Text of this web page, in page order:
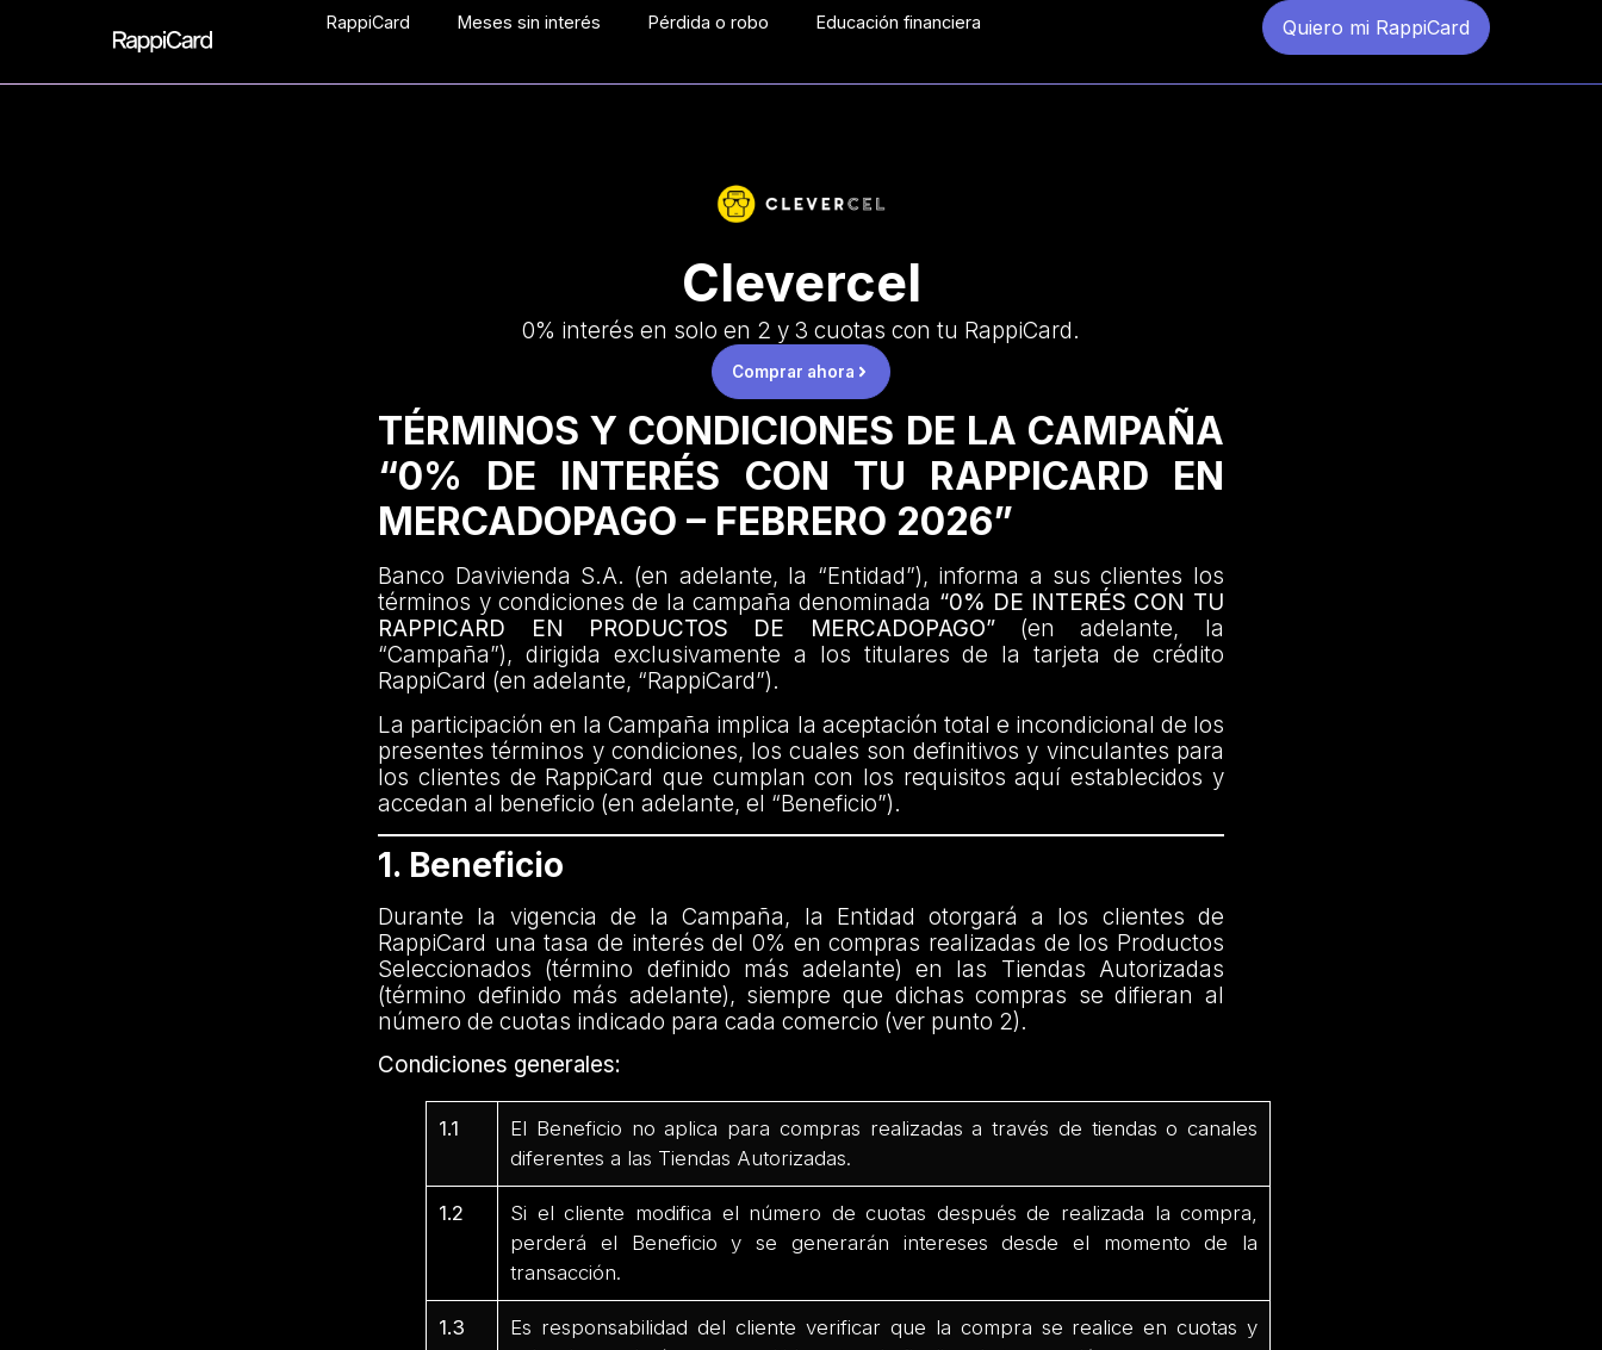
RappiCard Meses sin interés Pérdida o robo Educación financiera Quiero mi RappiCard
Clevercel
0% interés en solo en 2 y 3 cuotas con tu RappiCard.
Comprar ahora
TÉRMINOS Y CONDICIONES DE LA CAMPAÑA
“0% DE INTERÉS CON TU RAPPICARD EN
MERCADOPAGO – FEBRERO 2026”
Banco Davivienda S.A. (en adelante, la “Entidad”), informa a sus clientes los
términos y condiciones de la campaña denominada “0% DE INTERÉS CON TU
RAPPICARD EN PRODUCTOS DE MERCADOPAGO”(en adelante, la
“Campaña”), dirigida exclusivamente a los titulares de la tarjeta de crédito
RappiCard (en adelante, “RappiCard”).
La participación en la Campaña implica la aceptación total e incondicional de los
presentes términos y condiciones, los cuales son definitivos y vinculantes para
los clientes de RappiCard que cumplan con los requisitos aquí establecidos y
accedan al beneficio (en adelante, el “Beneficio”).
1. Beneficio
Durante la vigencia de la Campaña, la Entidad otorgará a los clientes de
RappiCard una tasa de interés del 0% en compras realizadas de los Productos
Seleccionados (término definido más adelante) en las Tiendas Autorizadas
(término definido más adelante), siempre que dichas compras se difieran al
número de cuotas indicado para cada comercio (ver punto 2).
Condiciones generales:
1.1
El Beneficio no aplica para compras realizadas a través de tiendas o canales
diferentes a las Tiendas Autorizadas.
1.2
Si el cliente modifica el número de cuotas después de realizada la compra,
perderá el Beneficio y se generarán intereses desde el momento de la
transacción.
1.3
Es responsabilidad del cliente verificar que la compra se realice en cuotas y